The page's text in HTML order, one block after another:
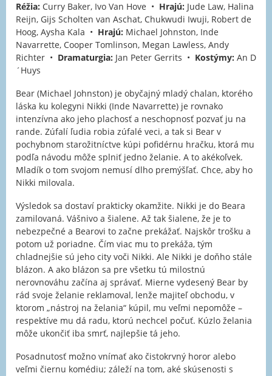
Réžia: Curry Baker, Ivo Van Hove • Hrajú: Jude Law, Halina
Reijn, Gijs Scholten van Aschat, Chukwudi Iwuji, Robert de
Hoog, Aysha Kala • Hrajú: Michael Johnston, Inde
Navarrette, Cooper Tomlinson, Megan Lawless, Andy
Richter • Dramaturgia: Jan Peter Gerrits • Kostýmy: An D
´Huys
Bear (Michael Johnston) je obyčajný mladý chalan, ktorého
láska ku kolegyni Nikki (Inde Navarrette) je rovnako
intenzívna ako jeho plachosť a neschopnosť pozvať ju na
rande. Zúfalí ľudia robia zúfalé veci, a tak si Bear v
pochybnom starožitníctve kúpi pofidérnu hračku, ktorá mu
podľa návodu môže splniť jedno želanie. A to akékoľvek.
Mladík o tom svojom nemusí dlho premýšľať. Chce, aby ho
Nikki milovala.
Výsledok sa dostaví prakticky okamžite. Nikki je do Beara
zamilovaná. Vášnivo a šialene. Až tak šialene, že je to
nebezpečné a Bearovi to začne prekážať. Najskôr trošku a
potom už poriadne. Čím viac mu to prekáža, tým
chladnejšie sú jeho city voči Nikki. Ale Nikki je doňho stále
blázon. A ako blázon sa pre všetku tú milostnú
nerovnováhu začína aj správať. Mierne vydesený Bear by
rád svoje želanie reklamoval, lenže majiteľ obchodu, v
ktorom „nástroj na želania“ kúpil, mu veľmi nepomôže –
respektíve mu dá radu, ktorú nechcel počuť. Kúzlo želania
môže ukončiť iba smrť, najlepšie tá jeho.
Posadnutosť možno vnímať ako čistokrvný horor alebo
veľmi čiernu komédiu; záleží na tom, aké skúsenosti s